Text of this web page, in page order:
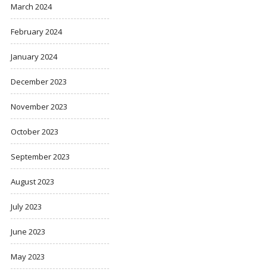
March 2024
February 2024
January 2024
December 2023
November 2023
October 2023
September 2023
August 2023
July 2023
June 2023
May 2023